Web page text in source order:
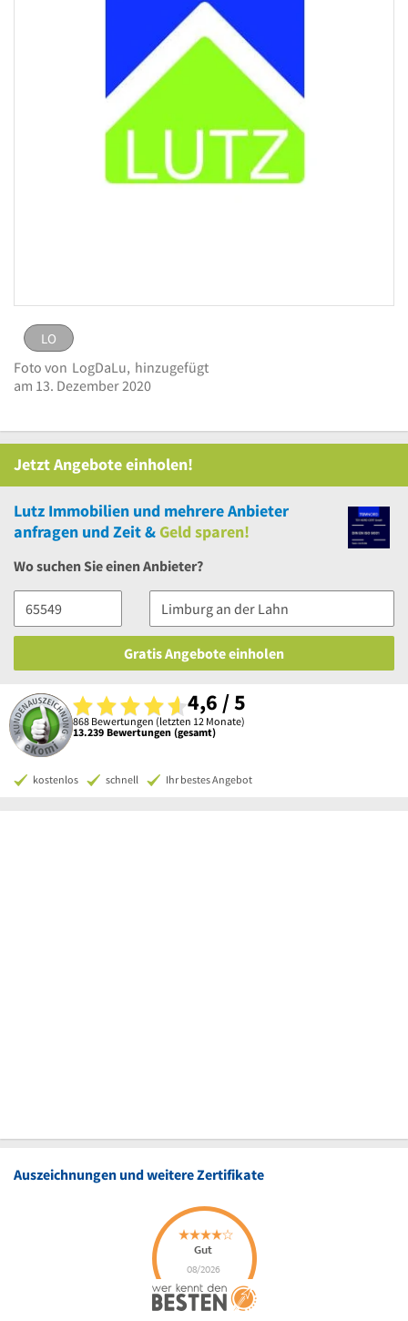
Logo Lutz Immobilien
LO
eingestellt vonLogDaLu am 13. Dezember
LO
Foto von LogDaLu, hinzugefügt
am 13. Dezember 2020
Jetzt Angebote einholen!
Lutz Immobilien und mehrereAnbieter
anfragen und Zeit &Geld sparen!
Wo suchen Sie einen Anbieter?
Gratis Angebote einholen
4,6 / 5
868 Bewertungen (letzten 12 Monate)
13.239 Bewertungen (gesamt)
kostenlos schnell Ihr bestes Angebot
Auszeichnungen und weitere Zertifikate